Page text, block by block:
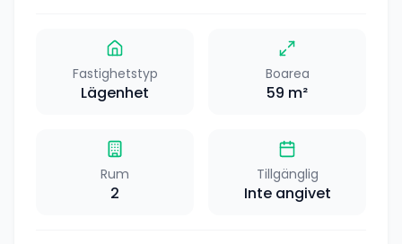
Fastighetstyp
Lägenhet
Boarea
59 m²
Rum
2
Tillgänglig
Inte angivet